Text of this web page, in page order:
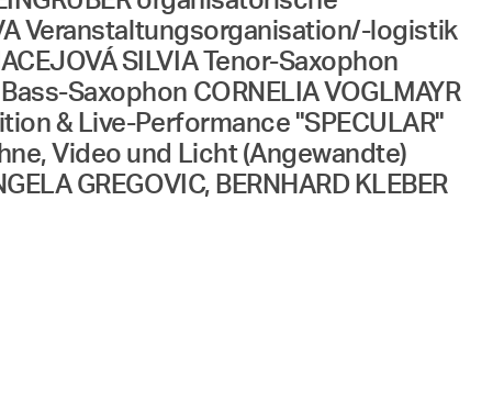
Veranstaltungsorganisation/-logistik
SILVIA Tenor-Saxophon
Saxophon CORNELIA VOGLMAYR
& Live-Performance "SPECULAR"
Video und Licht (Angewandte)
GREGOVIC, BERNHARD KLEBER